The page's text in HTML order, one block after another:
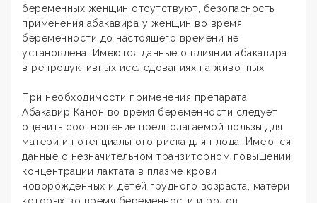
беременных женщин отсутствуют, безопасность
применения абакавира у женщин во время
беременности до настоящего времени не
установлена. Имеются данные о влиянии абакавира
в репродуктивных исследованиях на животных.
При необходимости применения препарата
Абакавир Канон во время беременности следует
оценить соотношение предполагаемой пользы для
матери и потенциального риска для плода. Имеются
данные о незначительном транзиторном повышении
концентрации лактата в плазме крови
новорожденных и детей грудного возраста, матери
которых во время беременности и родов